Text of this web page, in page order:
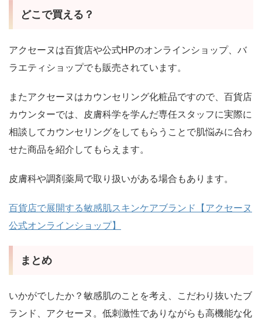
どこで買える？
アクセーヌは百貨店や公式HPのオンラインショップ、バ
ラエティショップでも販売されています。
またアクセーヌはカウンセリング化粧品ですので、百貨店
カウンターでは、皮膚科学を学んだ専任スタッフに実際に
相談してカウンセリングをしてもらうことで肌悩みに合わ
せた商品を紹介してもらえます。
皮膚科や調剤薬局で取り扱いがある場合もあります。
百貨店で展開する敏感肌スキンケアブランド【アクセーヌ
公式オンラインショップ】
まとめ
いかがでしたか？敏感肌のことを考え、こだわり抜いたブ
ランド、アクセーヌ。低刺激性でありながらも高機能な化